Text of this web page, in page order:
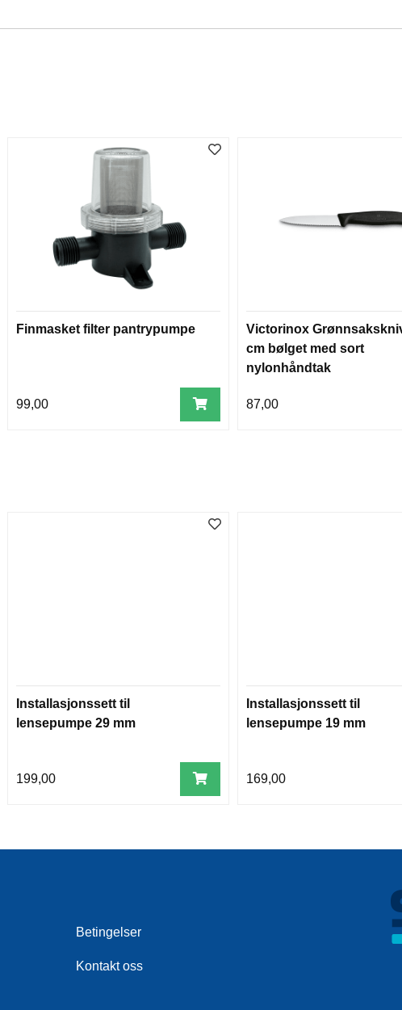
Finmasket filter pantrypumpe
99,00
Victorinox
cm bølget med sort
nylonhåndtak
87,00
Installasjonssett til
lensepumpe 29 mm
199,00
Installasjonssett til
lensepumpe 19 mm
169,00
Betingelser
Kontakt oss